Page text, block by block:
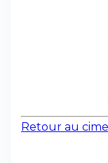
Retour au